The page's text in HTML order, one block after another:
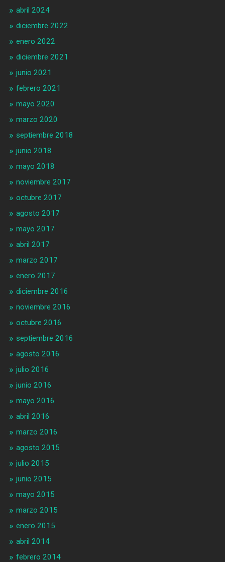
abril 2024
diciembre 2022
enero 2022
diciembre 2021
junio 2021
febrero 2021
mayo 2020
marzo 2020
septiembre 2018
junio 2018
mayo 2018
noviembre 2017
octubre 2017
agosto 2017
mayo 2017
abril 2017
marzo 2017
enero 2017
diciembre 2016
noviembre 2016
octubre 2016
septiembre 2016
agosto 2016
julio 2016
junio 2016
mayo 2016
abril 2016
marzo 2016
agosto 2015
julio 2015
junio 2015
mayo 2015
marzo 2015
enero 2015
abril 2014
febrero 2014